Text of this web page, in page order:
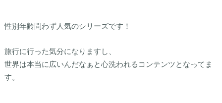
性別年齢問わず人気のシリーズです！
旅行に行った気分になりますし、
世界は本当に広いんだなぁと心洗われるコンテンツとなってま
す。